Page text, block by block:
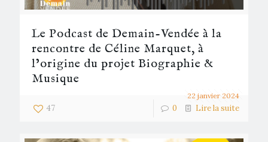
22 janvier 2024
Le Podcast de Demain-Vendée à la
rencontre de Céline Marquet, à
l’origine du projet Biographie &
Musique
47 0 Lire la suite